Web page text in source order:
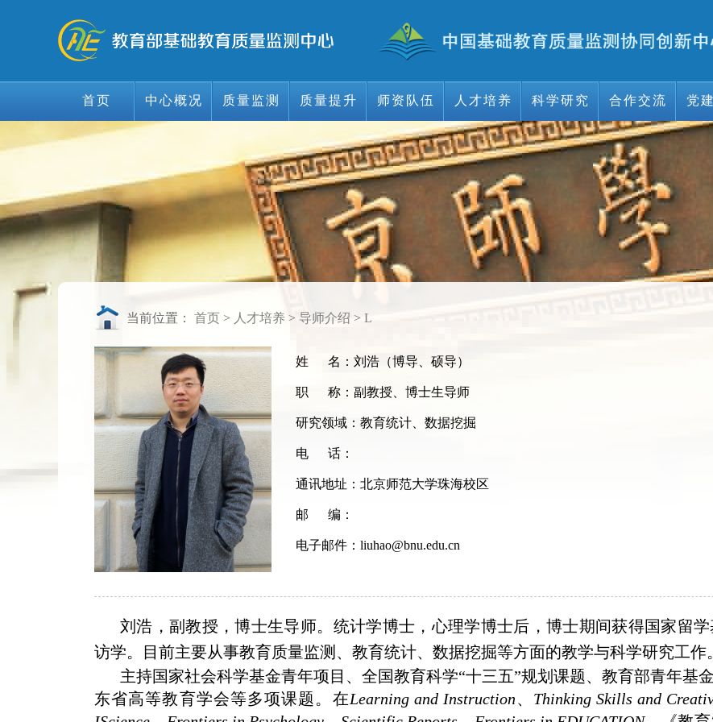
首页
首页
中心概况 质量监测 质量提升 师资队伍
师资队伍
人才培养 科学研究 合作交流 党
当前位置： 首页 > 人才培养 > 导师介绍 > L
姓 名： 刘浩（博导、硕导）
职 称： 副教授、博士生导师
研究领域： 教育统计、数据挖掘
电 话：
通讯地址： 北京师范大学珠海校区
邮 编：
电子邮件： liuhao@bnu.edu.cn
刘浩，副教授，博士生导师。统计学博士，心理学博士后，博士期间获得国家留
访学。目前主要从事教育质量监测、教育统计、数据挖掘等方面的教学与科学研究工作。
主持国家社会科学基金青年项目、全国教育科学“十三五”规划课题、教育部青年基
东省高等教育学会等多项课题。在Learning and Instruction、 Thinking Skills and